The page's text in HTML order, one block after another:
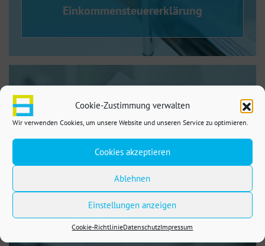
Cookie-Zustimmung verwalten
Wir verwenden Cookies, um unsere Website und unseren Service zu optimieren.
Cookies akzeptieren
Ablehnen
Einstellungen anzeigen
Cookie-RichtlinieDatenschutzImpressum
Einkommensteuererklärung
Steuerberatung